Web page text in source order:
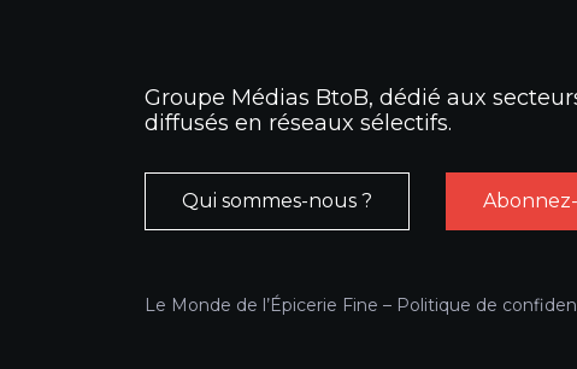
Groupe Médias BtoB, dédié aux
diffusés en réseaux sélectifs.
Qui sommes-nous ?
Le Monde de l’Épicerie Fine – Politique de